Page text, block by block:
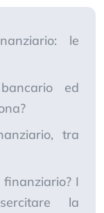
le
ed
tra
I
la